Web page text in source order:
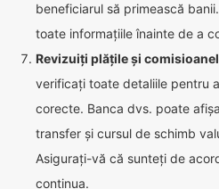
beneficiarul să primească
toate informațiile înainte de a
Revizuiți plățile și
verificați toate detaliile pentru
corecte. Banca dvs. poate
transfer și cursul de schimb
Asigurați-vă că sunteți de
continua.